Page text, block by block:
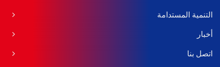
التنمية المستدامة
أخبار
اتصل بنا